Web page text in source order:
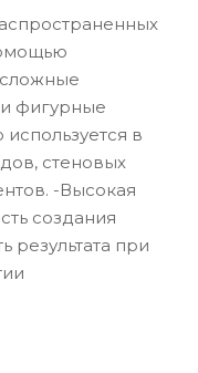
фигурные
в
стеновых
-Высокая
создания
результата при